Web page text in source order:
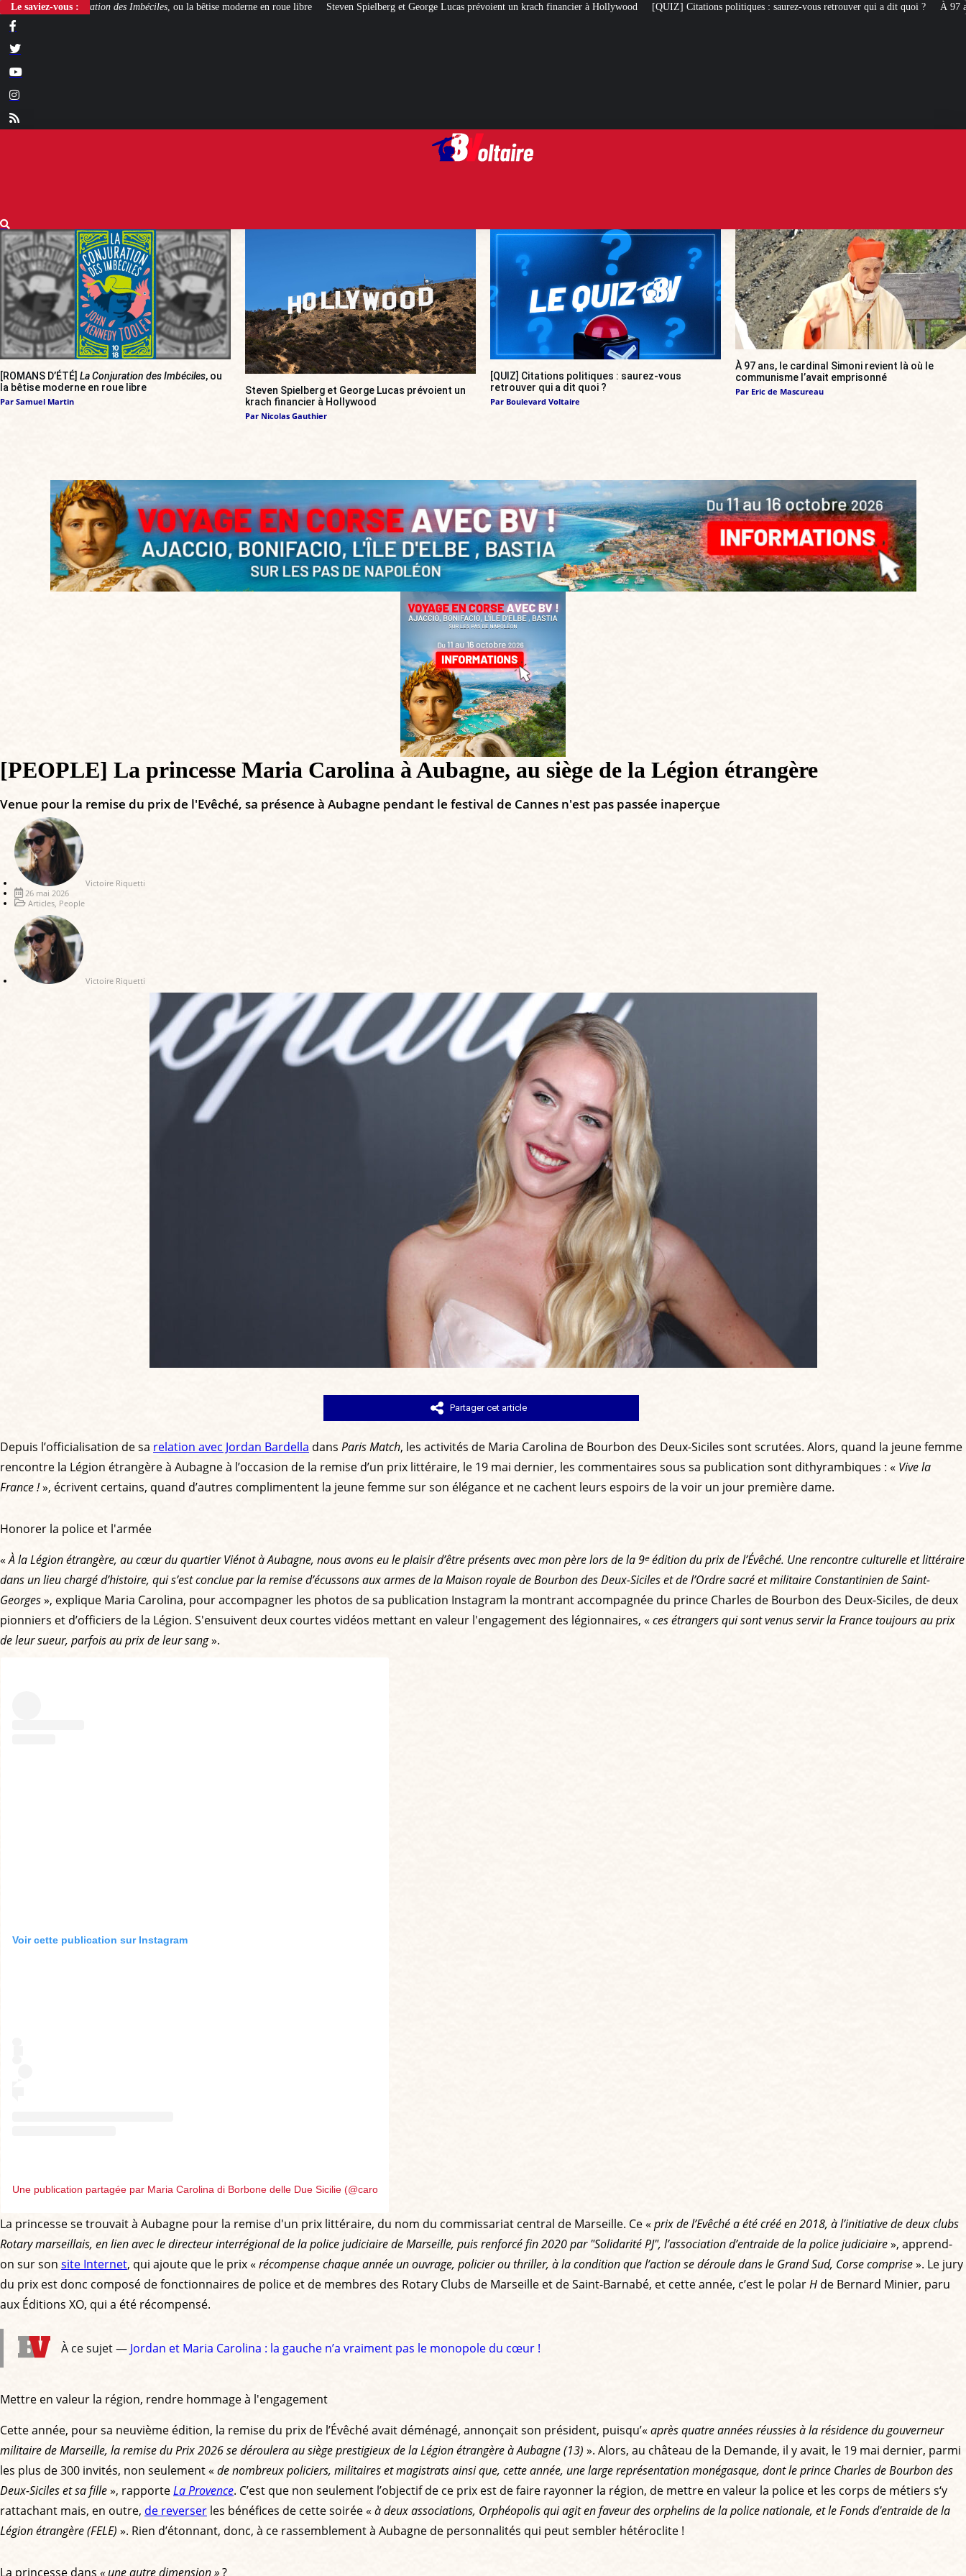
Le saviez-vous :
des Imbéciles, ou la bêtise moderne en roue libre Steven Spielberg et George Lucas prévoient un krach financier à Hollywood [QUIZ] Citations politiques : saurez-vous retrouver qui a dit quoi ? À 97 ans, le cardinal Simoni
[ROMANS D’ÉTÉ] La Conjuration des Imbéciles, ou
la bêtise moderne en roue libre
Par Samuel Martin
Steven Spielberg et George Lucas prévoient un
krach financier à Hollywood
Par Nicolas Gauthier
[QUIZ] Citations politiques : saurez-vous
retrouver qui a dit quoi ?
Par Boulevard Voltaire
À 97 ans, le cardinal Simoni revient là où le
communisme l’avait emprisonné
Par Eric de Mascureau
[PEOPLE] La princesse Maria Carolina à Aubagne, au siège de la Légion étrangère
Venue pour la remise du prix de l'Evêché, sa présence à Aubagne pendant le festival de Cannes n'est pas passée inaperçue
Victoire Riquetti
26 mai 2026
Articles People
Victoire Riquetti
Partager cet article
Depuis l’officialisation de sa relation avec Jordan Bardella dans Paris Match, les activités de Maria Carolina de Bourbon des Deux-Siciles sont scrutées. Alors, quand la jeune femme
rencontre la Légion étrangère à Aubagne à l’occasion de la remise d’un prix littéraire, le 19 mai dernier, les commentaires sous sa publication sont dithyrambiques : « Vive la
France !», écrivent certains, quand d’autres complimentent la jeune femme sur son élégance et ne cachent leurs espoirs de la voir un jour première dame.
Honorer la police et l'armée
«À la Légion étrangère, au cœur du quartier Viénot à Aubagne, nous avons eu le plaisir d’être présents avec mon père lors de la 9ᵉ édition du prix de l’Évêché. Une rencontre culturelle et littéraire
dans un lieu chargé d’histoire, qui s’est conclue par la remise d’écussons aux armes de la Maison royale de Bourbon des Deux-Siciles et de l’Ordre sacré et militaire Constantinien de Saint-
Georges», explique Maria Carolina, pour accompagner les photos de sa publication Instagram la montrant accompagnée du prince Charles de Bourbon des Deux-Siciles, de deux
pionniers et d’officiers de la Légion. S'ensuivent deux courtes vidéos mettant en valeur l'engagement des légionnaires, «ces étrangers qui sont venus servir la France toujours au prix
de leur sueur, parfois au prix de leur sang».
Voir cette publication sur Instagram
Une publication partagée par Maria Carolina di Borbone delle Due Sicilie (@carolinadebourbon)
La princesse se trouvait à Aubagne pour la remise d'un prix littéraire, du nom du commissariat central de Marseille. Ce «prix de l’Evêché a été créé en 2018, à l’initiative de deux clubs
Rotary marseillais, en lien avec le directeur interrégional de la police judiciaire de Marseille, puis renforcé fin 2020 par "Solidarité PJ", l’association d’entraide de la police judiciaire», apprend-
on sur son site Internet, qui ajoute que le prix «récompense chaque année un ouvrage, policier ou thriller, à la condition que l’action se déroule dans le Grand Sud, Corse comprise». Le jury
du prix est donc composé de fonctionnaires de police et de membres des Rotary Clubs de Marseille et de Saint-Barnabé, et cette année, c’est le polarH de Bernard Minier, paru
aux Éditions XO, qui a été récompensé.
À ce sujet — Jordan et Maria Carolina : la gauche n’a vraiment pas le monopole du cœur !
Mettre en valeur la région, rendre hommage à l'engagement
Cette année, pour sa neuvième édition, la remise du prix de l’Évêché avait déménagé, annonçait son président, puisqu’« après quatre années réussies à la résidence du gouverneur
militaire de Marseille, la remise du Prix 2026 se déroulera au siège prestigieux de la Légion étrangère à Aubagne (13) ». Alors, au château de la Demande, il y avait, le 19 mai dernier, parmi
les plus de 300 invités, non seulement «de nombreux policiers, militaires et magistrats ainsi que, cette année, une large représentation monégasque, dont le prince Charles de Bourbon des
Deux-Siciles et sa fille», rapporteLa Provence. C’est que non seulement l’objectif de ce prix est de faire rayonner la région, de mettre en valeur la police et les corps de métiers s‘y
rattachant mais, en outre, de reverser les bénéfices de cette soirée «à deux associations, Orphéopolis qui agit en faveur des orphelins de la police nationale, et le Fonds d'entraide de la
Légion étrangère (FELE) ». Rien d’étonnant, donc, à ce rassemblement à Aubagne de personnalités qui peut sembler hétéroclite !
La princesse dans « une autre dimension »?